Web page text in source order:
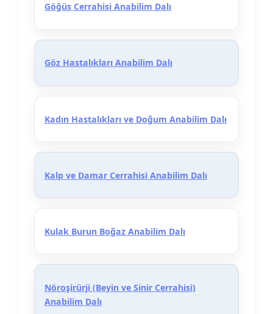
Göğüs Cerrahisi Anabilim Dalı
Göz Hastalıkları Anabilim Dalı
Kadın Hastalıkları ve Doğum Anabilim Dalı
Kalp ve Damar Cerrahisi Anabilim Dalı
Kulak Burun Boğaz Anabilim Dalı
Nöroşirürji (Beyin ve Sinir Cerrahisi)
Anabilim Dalı